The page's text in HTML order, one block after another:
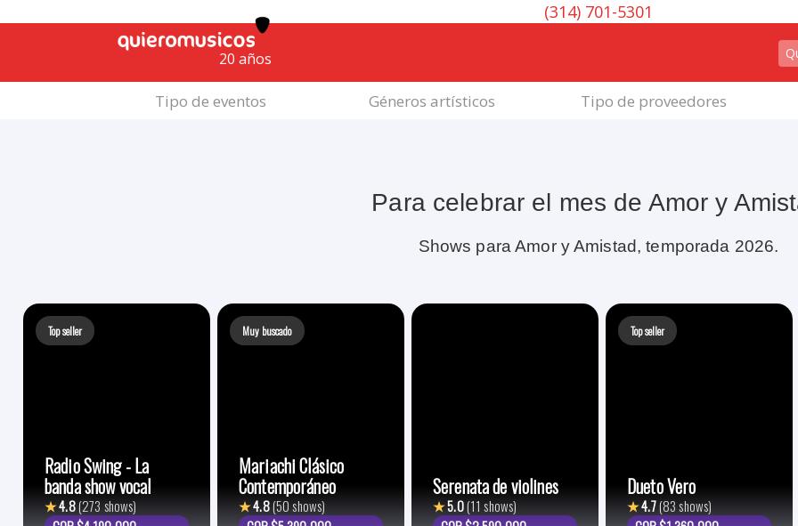
(314) 701-5301
20 años
Tipo de eventos Géneros artísticos Tipo de proveedores
Para celebrar el mes de Amor y
Shows para Amor y Amistad, temporada 2026.
Top seller
Radio Swing - La
banda show vocal
★4.8(273 shows)
Muy buscado
Mariachi Clásico
Contemporáneo
★4.8(50 shows)
Serenata de violines
★5.0(11 shows)
Top seller
Dueto Vero
★4.7(83 shows)